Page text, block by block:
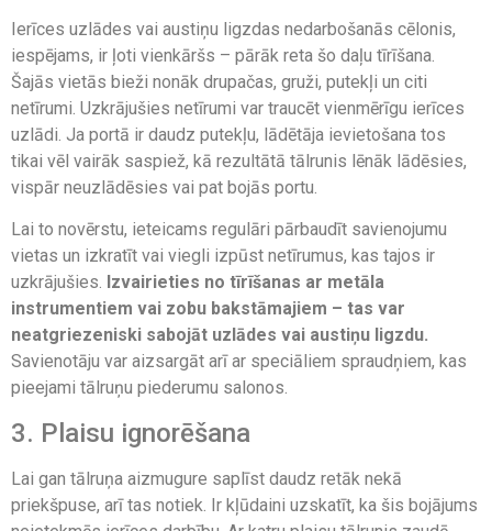
Ierīces uzlādes vai austiņu ligzdas nedarbošanās cēlonis,
iespējams, ir ļoti vienkāršs – pārāk reta šo daļu tīrīšana.
Šajās vietās bieži nonāk drupačas, gruži, putekļi un citi
netīrumi. Uzkrājušies netīrumi var traucēt vienmērīgu ierīces
uzlādi. Ja portā ir daudz putekļu, lādētāja ievietošana tos
tikai vēl vairāk saspiež, kā rezultātā tālrunis lēnāk lādēsies,
vispār neuzlādēsies vai pat bojās portu.
Lai to novērstu, ieteicams regulāri pārbaudīt savienojumu
vietas un izkratīt vai viegli izpūst netīrumus, kas tajos ir
uzkrājušies. Izvairieties no tīrīšanas ar metāla
instrumentiem vai zobu bakstāmajiem – tas var
neatgriezeniski sabojāt uzlādes vai austiņu ligzdu.
Savienotāju var aizsargāt arī ar speciāliem spraudņiem, kas
pieejami tālruņu piederumu salonos.
3. Plaisu ignorēšana
Lai gan tālruņa aizmugure saplīst daudz retāk nekā
priekšpuse, arī tas notiek. Ir kļūdaini uzskatīt, ka šis bojājums